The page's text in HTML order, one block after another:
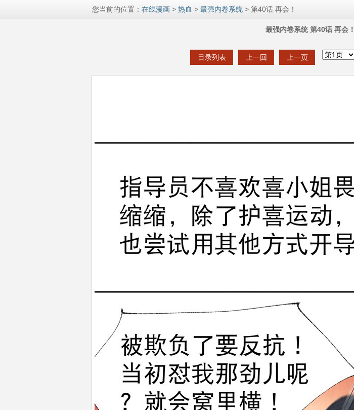
您当前的位置： 在线漫画 > 热血 > 最强内卷系统 > 第40话 再会！
最强内卷系统 第40话 再会！
目录列表 上一回 上一页